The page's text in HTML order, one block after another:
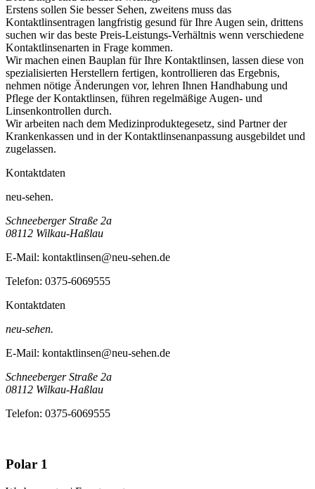
Erstens sollen Sie besser Sehen, zweitens muss das
Kontaktlinsentragen langfristig gesund für Ihre Augen sein, drittens
suchen wir das beste Preis-Leistungs-Verhältnis wenn verschiedene
Kontaktlinsenarten in Frage kommen.
Wir machen einen Bauplan für Ihre Kontaktlinsen, lassen diese von
spezialisierten Herstellern fertigen, kontrollieren das Ergebnis,
nehmen nötige Änderungen vor, lehren Ihnen Handhabung und
Pflege der Kontaktlinsen, führen regelmäßige Augen- und
Linsenkontrollen durch.
Wir arbeiten nach dem Medizinproduktegesetz, sind Partner der
Krankenkassen und in der Kontaktlinsenanpassung ausgebildet und
zugelassen.
Kontaktdaten
neu-sehen.
Schneeberger Straße 2a
08112 Wilkau-Haßlau
E-Mail: kontaktlinsen@neu-sehen.de
Telefon: 0375-6069555
Kontaktdaten
neu-sehen.
E-Mail: kontaktlinsen@neu-sehen.de
Schneeberger Straße 2a
08112 Wilkau-Haßlau
Telefon: 0375-6069555
Polar 1